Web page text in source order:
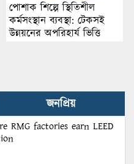
পোশাক শিল্পে স্থিতিশীল
কর্মসংস্থান ব্যবস্থা: টেকসই
উন্নয়নের অপরিহার্য ভিত্তি
জনপ্রিয়
RMG factories earn LEED